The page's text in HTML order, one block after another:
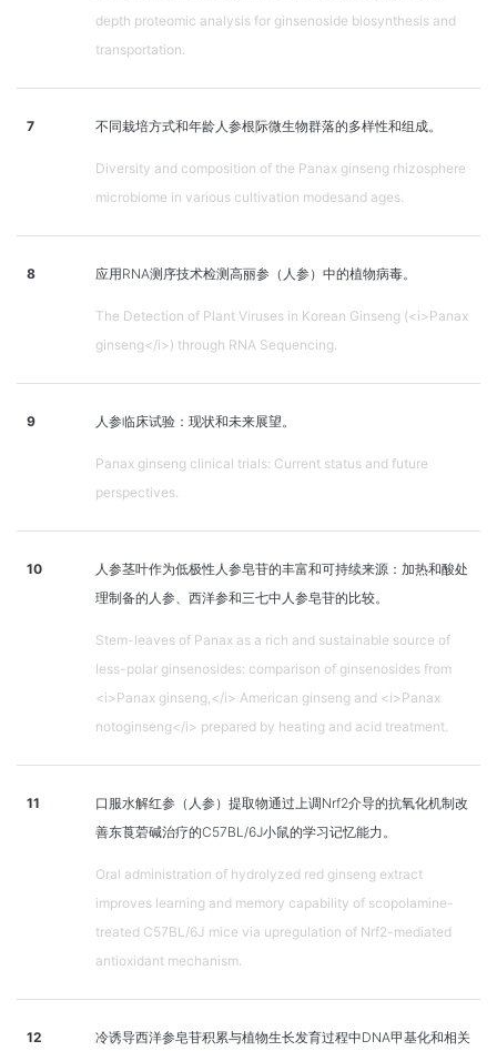
depth proteomic analysis for ginsenoside biosynthesis and
transportation.
7 不同栽培方式和年龄人参根际微生物群落的多样性和组成。
Diversity and composition of the Panax ginseng rhizosphere
microbiome in various cultivation modesand ages.
8 应用RNA测序技术检测高丽参（人参）中的植物病毒。
The Detection of Plant Viruses in Korean Ginseng (<i>Panax
ginseng</i>) through RNA Sequencing.
9 人参临床试验：现状和未来展望。
Panax ginseng clinical trials: Current status and future
perspectives.
10
人参茎叶作为低极性人参皂苷的丰富和可持续来源：加热和酸处
理制备的人参、西洋参和三七中人参皂苷的比较。
Stem-leaves of Panax as a rich and sustainable source of
less-polar ginsenosides: comparison of ginsenosides from
<i>Panax ginseng,</i> American ginseng and <i>Panax
notoginseng</i> prepared by heating and acid treatment.
11
口服水解红参（人参）提取物通过上调Nrf2介导的抗氧化机制改
善东莨菪碱治疗的C57BL/6J小鼠的学习记忆能力。
Oral administration of hydrolyzed red ginseng extract
improves learning and memory capability of scopolamine-
treated C57BL/6J mice via upregulation of Nrf2-mediated
antioxidant mechanism.
12
冷诱导西洋参皂苷积累与植物生长发育过程中DNA甲基化和相关